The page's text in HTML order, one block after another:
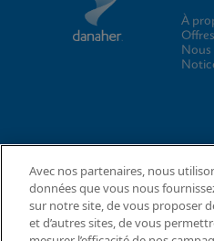
À
Avec nos partenaires, nous
données que vous nous
sur notre site, de vous proposer
et d’autres sites, de vous